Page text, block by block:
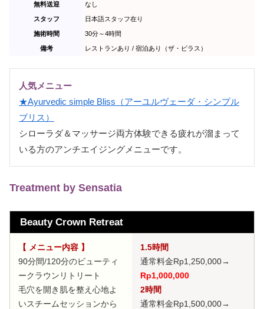
無料送迎 なし
スタッフ 日本語スタッフ在り
施術時間 30分～4時間
備考 レストランあり / 宿泊あり（ザ・ビラス）
人気メニュー
★Ayurvedic simple Bliss（アーユルヴェーダ・シンプル
ブリス）
シローラダ＆マッサージ両方体験できる疲れが溜まって
いる方のアンチエイジングメニューです。
Treatment by Sensatia
Beauty Crown Retreat
【 メニュー内容 】
90分間/120分のビューティ
ークラウンリトリート
毛穴を開き肌を整え心地よ
いスチームセッションから
1.5時間
通常料金Rp1,250,000→
Rp1,000,000
2時間
通常料金Rp1,500,000→